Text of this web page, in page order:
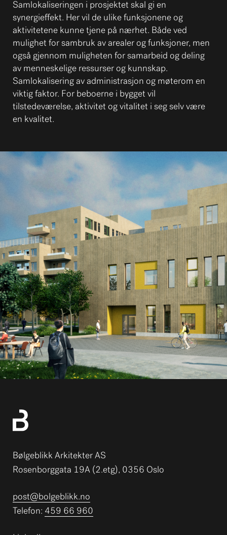
Samlokaliseringen i prosjektet skal gi en
synergieffekt. Her vil de ulike funksjonene og
aktivitetene kunne tjene på nærhet. Både ved
mulighet for sambruk av arealer og funksjoner, men
også gjennom muligheten for samarbeid og deling
av menneskelige ressurser og kunnskap.
Samlokalisering av administrasjon og møterom en
viktig faktor. For beboerne i bygget vil
tilstedeværelse, aktivitet og vitalitet i seg selv være
en kvalitet.
Bølgeblikk Arkitekter AS
Rosenborggata 19A (2.etg), 0356 Oslo
post@bolgeblikk.no
Telefon: 459 66 960